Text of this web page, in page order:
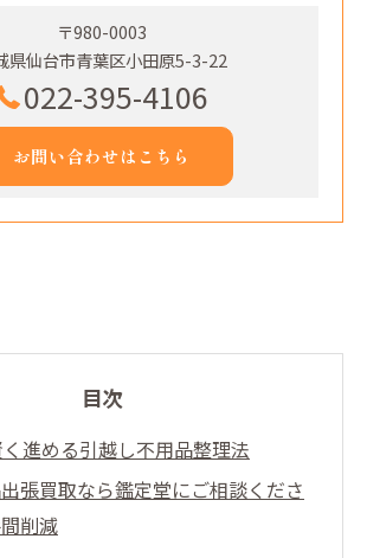
〒980-0003
県仙台市青葉区小田原5-3-22
022-395-4106
お問い合わせはこちら
目次
進める引越し不用品整理法
張買取なら鑑定堂にご相談くださ
削減